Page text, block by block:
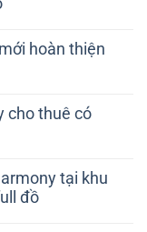
hoàn thiện
cho thuê có
tại khu
đồ